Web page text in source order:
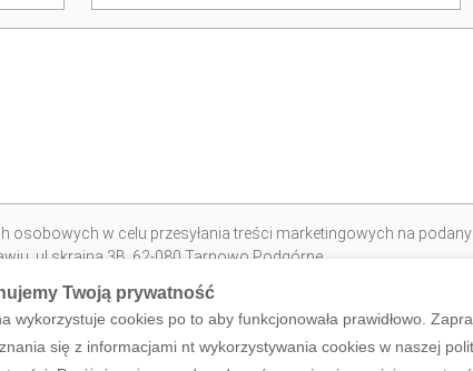
osobowych w celu przesyłania treści marketingowych na
ul.skrajna 3B, 62-080 Tarnowo Podgórne.
Twoją prywatność
wykorzystuje cookies po to aby funkcjonowała prawidłowo.
się z informacjami nt wykorzystywania cookies w naszej